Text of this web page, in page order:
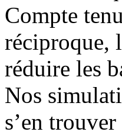
Compte
réciproque,
réduire les
Nos
s’en